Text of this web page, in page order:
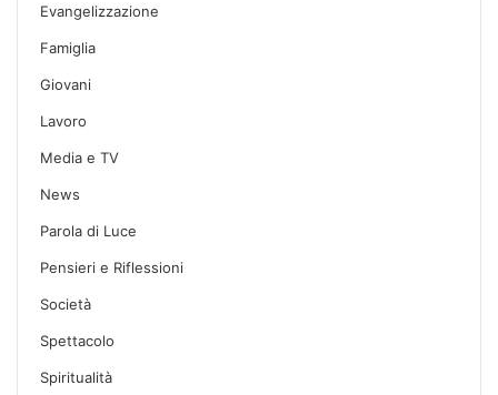
Evangelizzazione
Famiglia
Giovani
Lavoro
Media e TV
News
Parola di Luce
Pensieri e Riflessioni
Società
Spettacolo
Spiritualità